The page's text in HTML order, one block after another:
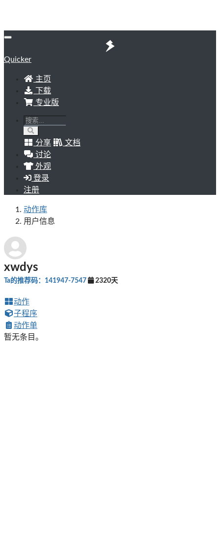
Quicker
主页
下载
专业版
分享
文档
讨论
外观
登录
注册
动作库
用户信息
xwdys
Ta的推荐码：141947-7547 2320天
动作
子程序
动作单
暂无条目。